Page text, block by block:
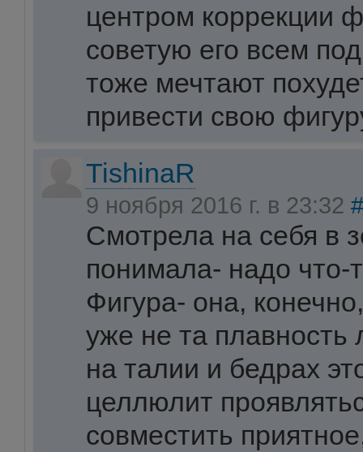
центром коррекции
советую его всем
тоже мечтают
привести свою
TishinaR
9 ноября 2016 г. в 23:32 #
Смотрела на себя в
понимала- надо что-
Фигура- она,
уже не та плавность
на талии и бедрах
целлюлит
совместить